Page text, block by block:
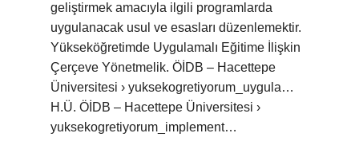
geliştirmek amacıyla ilgili programlarda
uygulanacak usul ve esasları düzenlemektir.
Yükseköğretimde Uygulamalı Eğitime İlişkin
Çerçeve Yönetmelik. ÖİDB – Hacettepe
Üniversitesi › yuksekogretiyorum_uygula…
H.Ü. ÖİDB – Hacettepe Üniversitesi ›
yuksekogretiyorum_implement…